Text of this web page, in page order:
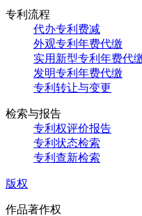
专利流程
代办专利费减
外观专利年费代缴
实用新型专利年费代
发明专利年费代缴
专利转让与变更
检索与报告
专利权评价报告
专利状态检索
专利查新检索
版权
作品著作权